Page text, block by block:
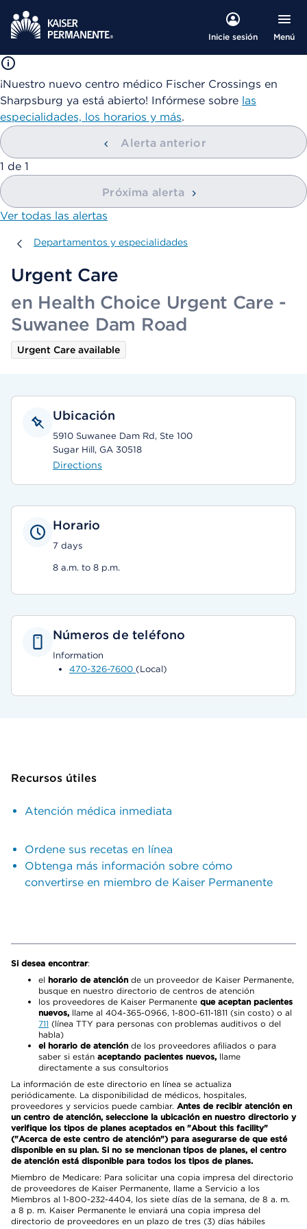
Inicie sesión Menú
¡Nuestro nuevo centro médico Fischer Crossings en
Sharpsburg ya está abierto! Infórmese sobre las
especialidades, los horarios y más.
Alerta anterior
mostrando
1 de 1
Próxima alerta
Ver todas las alertas
Departamentos y especialidades
Departamentos y especialidades
Urgent Care
en Health Choice Urgent Care -
Suwanee Dam Road
Urgent Care available
Ubicación
5910 Suwanee Dam Rd, Ste 100
Sugar Hill, GA 30518
Directions
Horario
7 days
8 a.m. to 8 p.m.
Números de teléfono
Information
470-326-7600 (Local)
Recursos útiles
Atención médica inmediata
Ordene sus recetas en línea
Obtenga más información sobre cómo
convertirse en miembro de Kaiser Permanente
Si desea encontrar:
el horario de atención de un proveedor de Kaiser Permanente,
busque en nuestro directorio de centros de atención
los proveedores de Kaiser Permanente que aceptan pacientes
nuevos, llame al 404-365-0966, 1-800-611-1811 (sin costo) o al
711 (línea TTY para personas con problemas auditivos o del
habla)
el horario de atención de los proveedores afiliados o para
saber si están aceptando pacientes nuevos, llame
directamente a sus consultorios
La información de este directorio en línea se actualiza
periódicamente. La disponibilidad de médicos, hospitales,
proveedores y servicios puede cambiar. Antes de recibir atención en
un centro de atención, seleccione la ubicación en nuestro directorio y
verifique los tipos de planes aceptados en "About this facility"
("Acerca de este centro de atención") para asegurarse de que esté
disponible en su plan. Si no se mencionan tipos de planes, el centro
de atención está disponible para todos los tipos de planes.
Miembro de Medicare: Para solicitar una copia impresa del directorio
de proveedores de Kaiser Permanente, llame a Servicio a los
Miembros al 1-800-232-4404, los siete días de la semana, de 8 a. m.
a 8 p. m. Kaiser Permanente le enviará una copia impresa del
directorio de proveedores en un plazo de tres (3) días hábiles